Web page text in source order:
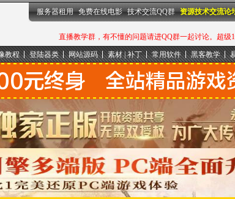
直播教学群，有不懂的问题请进QQ群一起讨论。超级
服务器租用 免费在线电影 技术交流QQ群 资源技术交流论
教程 登陆器类 网站源码 素材 | 补丁 常用软件 黑客教学